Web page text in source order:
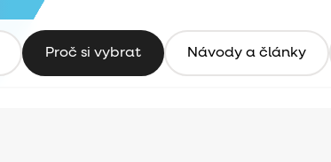
Proč si vybrat Návody a články